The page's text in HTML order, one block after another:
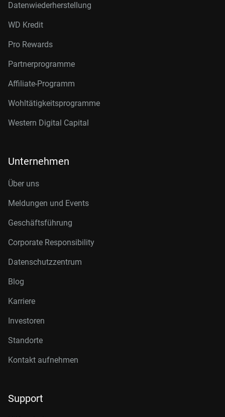
Datenwiederherstellung
WD Kredit
Pro Rewards
Partnerprogramme
Affiliate-Programm
Wohltätigkeitsprogramme
Western Digital Capital
Unternehmen
Über uns
Meldungen und Events
Geschäftsführung
Corporate Responsibility
Datenschutzzentrum
Blog
Karriere
Investoren
Standorte
Kontakt aufnehmen
Support